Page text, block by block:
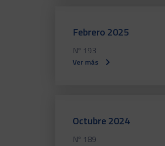
Febrero 2025
Nº 193
Ver más
Octubre 2024
Nº 189